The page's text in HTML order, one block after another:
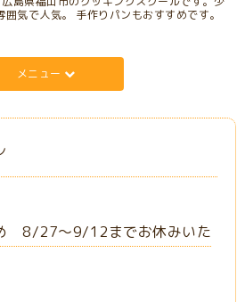
気で人気。 手作りパンもおすすめです。
メニュー
8/27～9/12までお休みいた